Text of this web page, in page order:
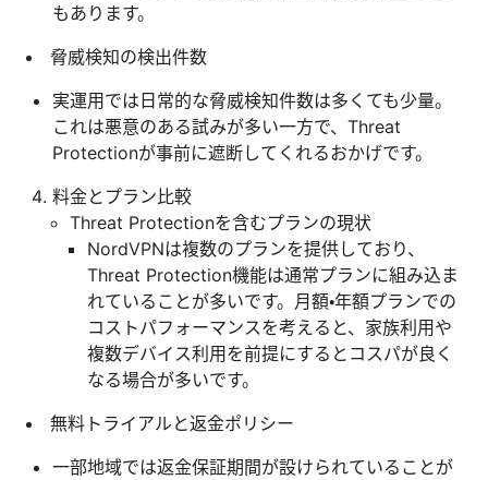
もあります。
脅威検知の検出件数
実運用では日常的な脅威検知件数は多くても少量。
これは悪意のある試みが多い一方で、Threat
Protectionが事前に遮断してくれるおかげです。
料金とプラン比較
Threat Protectionを含むプランの現状
NordVPNは複数のプランを提供しており、
Threat Protection機能は通常プランに組み込ま
れていることが多いです。月額・年額プランでの
コストパフォーマンスを考えると、家族利用や
複数デバイス利用を前提にするとコスパが良く
なる場合が多いです。
無料トライアルと返金ポリシー
一部地域では返金保証期間が設けられていることが